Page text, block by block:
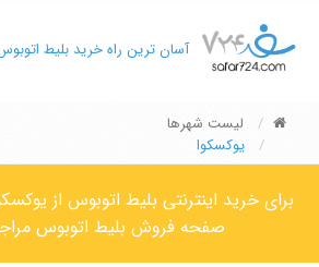
آسان ترین راه خرید بلیط
لیست شهرها
یوکسکوا
برای خرید اینترنتی بلیط اتوبوس از
صفحه فروش بلیط اتوبوس